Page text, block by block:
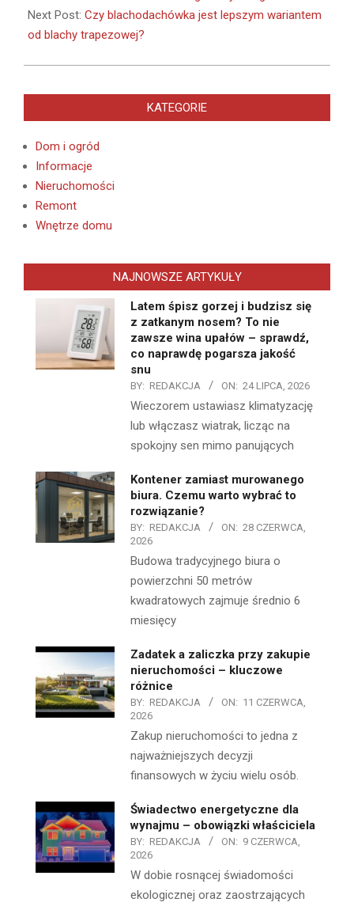
25
Next Post: Czy blachodachówka jest lepszym wariantem
od blachy trapezowej?
KATEGORIE
Dom i ogród
Informacje
Nieruchomości
Remont
Wnętrze domu
NAJNOWSZE ARTYKUŁY
Latem śpisz gorzej i budzisz się
z zatkanym nosem? To nie
zawsze wina upałów – sprawdź,
co naprawdę pogarsza jakość
snu
BY: REDAKCJA ON: 24 LIPCA, 2026
Wieczorem ustawiasz klimatyzację
lub włączasz wiatrak, licząc na
spokojny sen mimo panujących
Kontener zamiast murowanego
biura. Czemu warto wybrać to
rozwiązanie?
BY: REDAKCJA ON: 28 CZERWCA,
2026
Budowa tradycyjnego biura o
powierzchni 50 metrów
kwadratowych zajmuje średnio 6
miesięcy
Zadatek a zaliczka przy zakupie
nieruchomości – kluczowe
różnice
BY: REDAKCJA ON: 11 CZERWCA,
2026
Zakup nieruchomości to jedna z
najważniejszych decyzji
finansowych w życiu wielu osób.
Świadectwo energetyczne dla
wynajmu – obowiązki właściciela
BY: REDAKCJA ON: 9 CZERWCA,
2026
W dobie rosnącej świadomości
ekologicznej oraz zaostrzających